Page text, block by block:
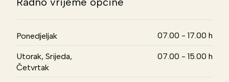
Ponedjeljak 07.00 - 17.00 h
Utorak, Srijeda,
Četvrtak
07.00 - 15.00 h